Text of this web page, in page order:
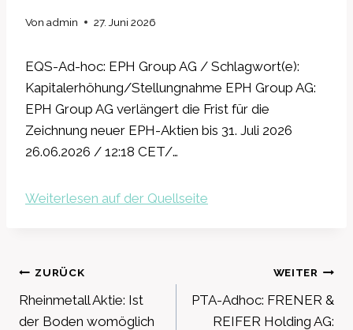
Von admin 27. Juni 2026
EQS-Ad-hoc: EPH Group AG / Schlagwort(e):
Kapitalerhöhung/Stellungnahme EPH Group AG:
EPH Group AG verlängert die Frist für die
Zeichnung neuer EPH-Aktien bis 31. Juli 2026
26.06.2026 / 12:18 CET/…
Weiterlesen auf der Quellseite
Beitragsnavigation
ZURÜCK
Rheinmetall Aktie: Ist
der Boden womöglich
WEITER
PTA-Adhoc: FRENER &
REIFER Holding AG: